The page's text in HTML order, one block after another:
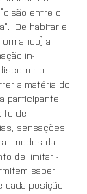
entre o
De habitar e
a
in-
o
a matéria do
participante
de
sensações
modos da
de limitar -
saber
posição -